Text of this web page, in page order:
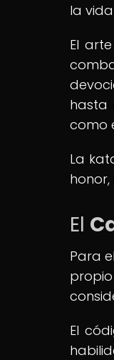
la
El
hasta
como
La
El
Para
El